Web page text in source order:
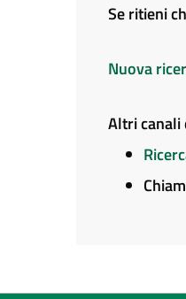
Se ritieni
Nuova
Altri canali